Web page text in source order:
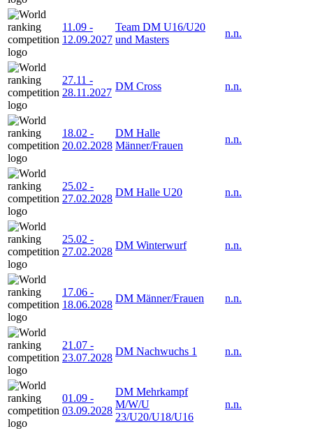
11.09 -
12.09.2027
Team DM U16/U20
und Masters
n.n.
27.11 -
28.11.2027
DM Cross n.n.
18.02 -
20.02.2028
DM Halle
Männer/Frauen
n.n.
25.02 -
27.02.2028
DM Halle U20 n.n.
25.02 -
27.02.2028
DM Winterwurf n.n.
17.06 -
18.06.2028
DM Männer/Frauen n.n.
21.07 -
23.07.2028
DM Nachwuchs 1 n.n.
01.09 -
03.09.2028
DM Mehrkampf
M/W/U
23/U20/U18/U16
n.n.